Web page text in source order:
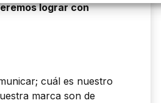
lograr con
cuál es nuestro
marca son de